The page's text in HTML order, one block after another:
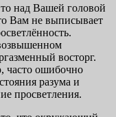
над Вашей головой
Вам не выписывает
восторг.
часто ошибочно
разума и
просветления.